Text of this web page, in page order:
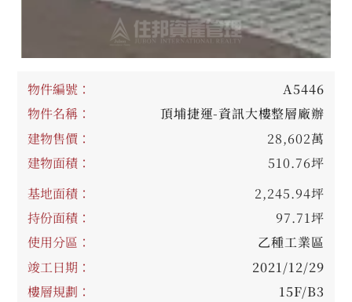
物件編號：
A5446
物件名稱：
頂埔捷運-資訊大樓整層廠辦
建物售價：
28,602萬
建物面積：
510.76坪
基地面積：
2,245.94坪
持份面積：
97.71坪
使用分區：
乙種工業區
竣工日期：
2021/12/29
樓層規劃：
15F/B3